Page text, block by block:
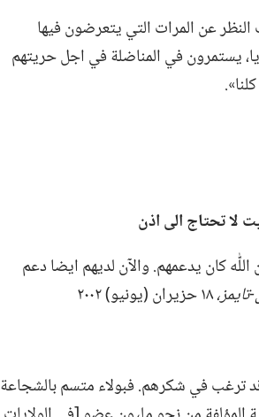
عن المرات التي يتعرضون فيها
يستمرون في المناضلة في اجل حريتهم
لا تحتاج الى اذن
كان يدعمهم.‏ والآن لديهم ايضا دعم
١٨ حزيران (‏يونيو)‏ ٢٠٠٢
قد ترغب في شكرهم.‏ فبولاء متسم بالشجاعة